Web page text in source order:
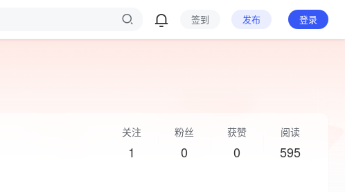
签到 发布 登录
关注
1
粉丝
0
获赞
0
阅读
595